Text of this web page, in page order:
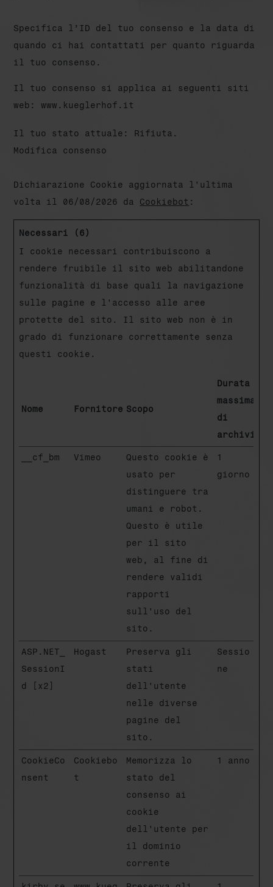
Specifica l’ID del tuo consenso e la data di
quando ci hai contattati per quanto riguarda
il tuo consenso.
Il tuo consenso si applica ai seguenti siti
web: www.kueglerhof.it
Il tuo stato attuale: Rifiuta.
Modifica consenso
Dichiarazione Cookie aggiornata l'ultima
volta il 06/08/2026 da Cookiebot :
Necessari (6)
I cookie necessari contribuiscono a
rendere fruibile il sito web abilitandone
funzionalità di base quali la navigazione
sulle pagine e l'accesso alle aree
protette del sito. Il sito web non è in
grado di funzionare correttamente senza
questi cookie.
Nome Fornitore Scopo
Durata
massima
di
__cf_bm Vimeo
Questo cookie è
usato per
distinguere tra
umani e robot.
Questo è utile
per il sito
web, al fine di
rendere validi
rapporti
sull'uso del
sito.
1
giorno
ASP.NET_
SessionI
d [x2]
Hogast
Preserva gli
stati
dell'utente
nelle diverse
pagine del
sito.
Sessio
ne
CookieCo
nsent
Cookiebo
t
Memorizza lo
stato del
consenso ai
cookie
dell'utente per
il dominio
corrente
1 anno